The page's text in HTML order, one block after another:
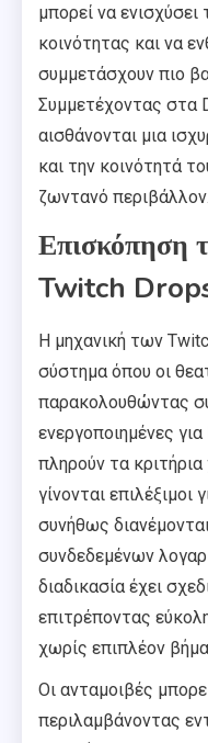
μπορεί να
κοινότητας και να
συμμετάσχουν πιο
Συμμετέχοντας στα
αισθάνονται μια
και την κοινότητά
ζωντανό περιβάλλον.
Επισκόπηση
Twitch
Η μηχανική των
σύστημα όπου οι
παρακολουθώντας
ενεργοποιημένες
πληρούν τα
γίνονται επιλέξιμοι
συνήθως
συνδεδεμένων
διαδικασία έχει
επιτρέποντας
χωρίς επιπλέον
Οι ανταμοιβές
περιλαμβάνοντας